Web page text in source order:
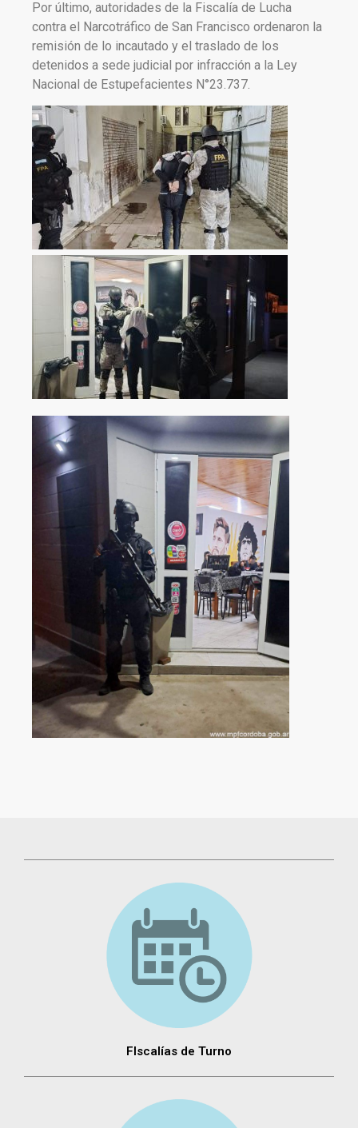
Por último, autoridades de la Fiscalía de Lucha
contra el Narcotráfico de San Francisco ordenaron la
remisión de lo incautado y el traslado de los
detenidos a sede judicial por infracción a la Ley
Nacional de Estupefacientes N°23.737.
FIscalías de Turno